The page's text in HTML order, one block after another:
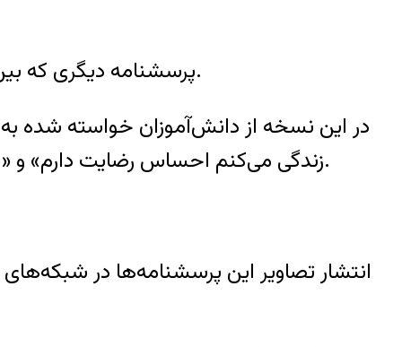
پرسشنامه دیگری که بین شماری دیگر از دانش‌آموزان منتشر شده، محتوایی مربوط به مسائل سیاسی و حکومت‌داری دارد.
در این نسخه از دانش‌آموزان خواسته شده
زندگی می‌کنم احساس رضایت دارم» و «باید از قوانین اطاعت کرد، حتی اگر با بعضی از آن‌ها موافق نباشیم» در قالب پنج گزینه پاسخ دهند.
انتشار تصاویر این پرسشنامه‌ها در